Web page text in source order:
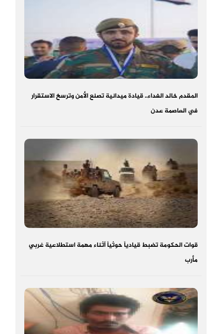
المقدم خالد الفداء.. قيادة ميدانية تصنع الأمن وترسخ الاستقرار
في العاصمة عدن
قوات الحكومة تضبط قيادياً حوثياً أثناء مهمة استطلاعية غربي
مأرب